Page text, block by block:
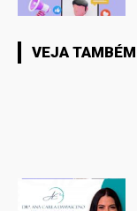
VEJA TAMBÉM